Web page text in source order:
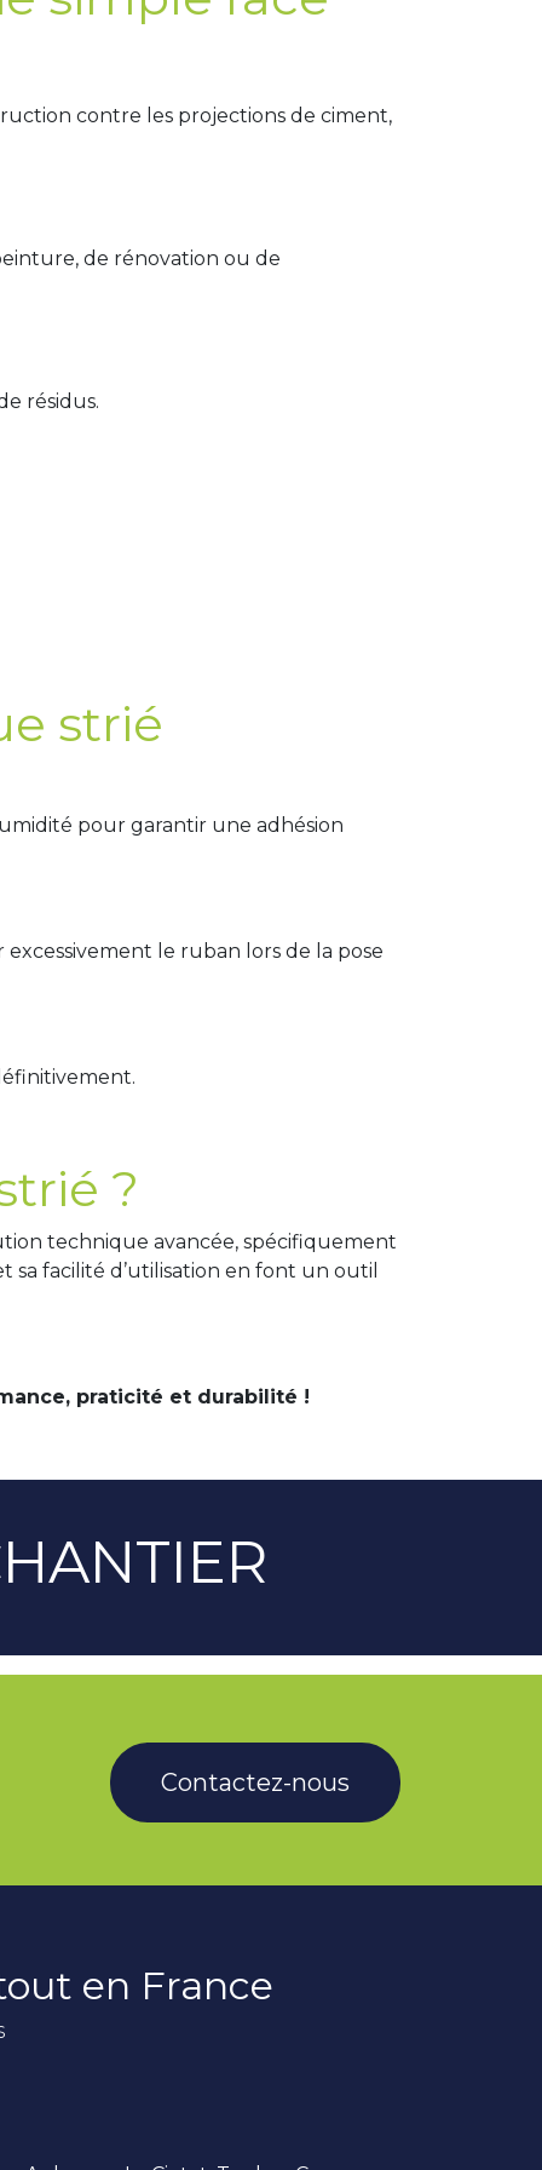
contre les projections de ciment,
de rénovation ou de
résidus.
strié
pour garantir une adhésion
le ruban lors de la pose
?
technique avancée, spécifiquement
sa facilité d’utilisation en font un outil
praticité et durabilité !
Contactez-nous
en France